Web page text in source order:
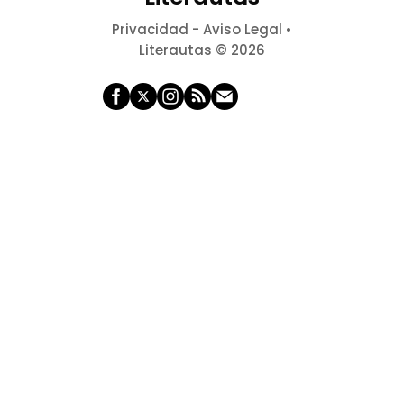
Privacidad - Aviso Legal •
Literautas © 2026